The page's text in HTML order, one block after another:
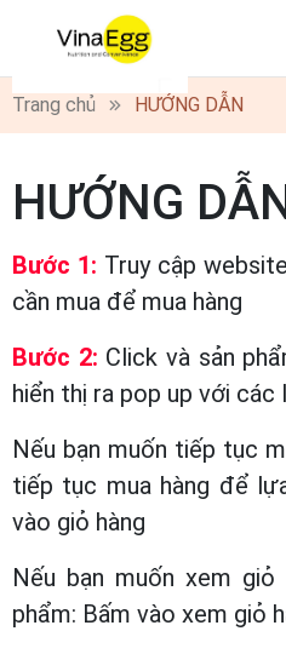
0
Trang chủ HƯỚNG DẪN
HƯỚNG
Bước 1: Truy cập
cần mua để mua hàng
Bước 2: Click và sản
hiển thị ra pop up với các
Nếu bạn muốn tiếp tục
tiếp tục mua hàng để
vào giỏ hàng
Nếu bạn muốn xem
phẩm: Bấm vào xem giỏ